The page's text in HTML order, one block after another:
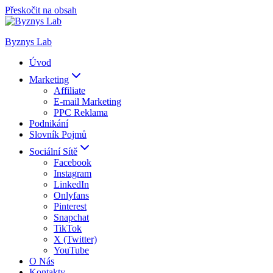
Přeskočit na obsah
Byznys Lab
Úvod
Marketing
Affiliate
E-mail Marketing
PPC Reklama
Podnikání
Slovník Pojmů
Sociální Sítě
Facebook
Instagram
LinkedIn
Onlyfans
Pinterest
Snapchat
TikTok
X (Twitter)
YouTube
O Nás